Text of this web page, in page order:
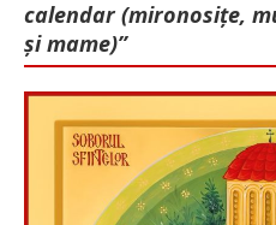
calendar (mironosițe,
și mame)”